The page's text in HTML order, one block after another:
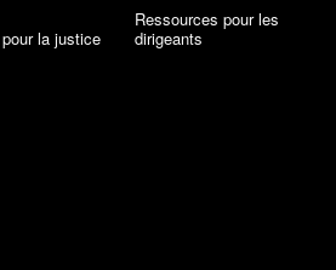
la justice
Ressources pour les
dirigeants